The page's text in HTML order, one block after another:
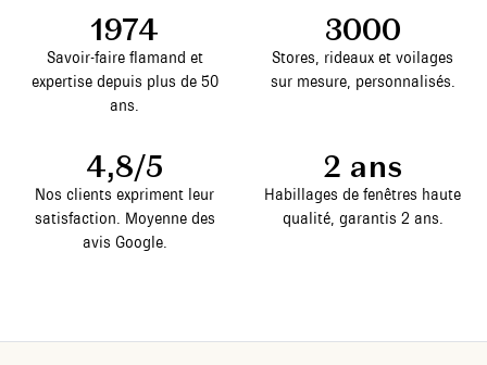
1974
Savoir-faire flamand et
expertise depuis plus de 50
ans.
3000
Stores, rideaux et voilages
sur mesure, personnalisés.
4,8/5
Nos clients expriment leur
satisfaction. Moyenne des
avis Google.
2 ans
Habillages de fenêtres haute
qualité, garantis 2 ans.